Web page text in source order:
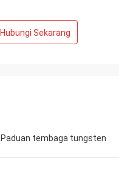
Barang yang
memuaskan,
Hubungi Sekarang
Paduan tembaga tungsten